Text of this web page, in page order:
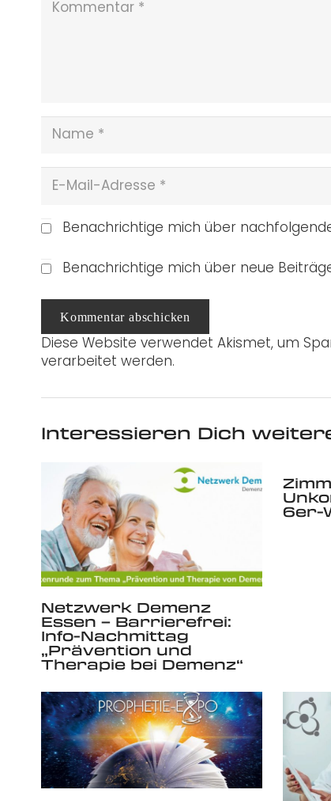
Benachrichtige mich über
Benachrichtige mich über neue
Kommentar abschicken
Diese Website verwendet Akismet, um
verarbeitet werden.
Interessieren Dich
Netzwerk Demenz
Essen – Barrierefrei:
Info-Nachmittag
„Prävention und
Therapie bei Demenz“
6er-